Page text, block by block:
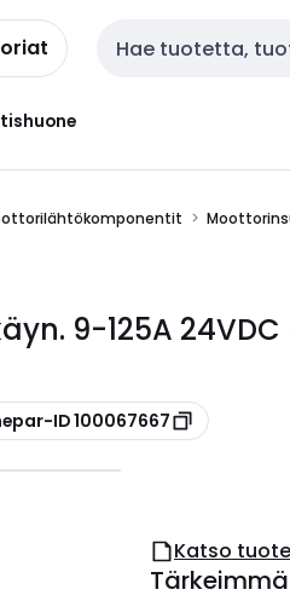
Haku
9-125A
ID 100067667
Katso